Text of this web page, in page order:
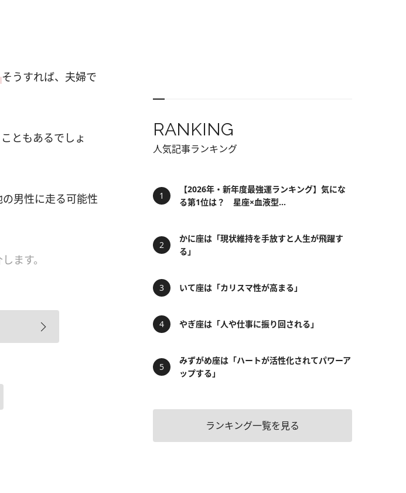
そうすれば、夫婦で
ともあるでしょ
男性に走る可能性
ます。
RANKING
人気記事ランキング
【2026年・新年度最強運ランキング】気にな
る第1位は？ 星座×血液型...
かに座は「現状維持を手放すと人生が飛躍す
る」
いて座は「カリスマ性が高まる」
やぎ座は「人や仕事に振り回される」
みずがめ座は「ハートが活性化されてパワーア
ップする」
ランキング一覧を見る